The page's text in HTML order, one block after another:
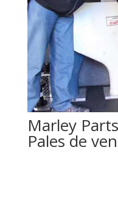
Marley
Pales de